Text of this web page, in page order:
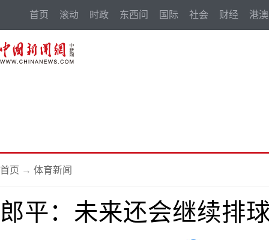
首页 滚动 时政 东西问 国际 社会 财经 港澳
首页 → 体育新闻
郎平：未来还会继续排